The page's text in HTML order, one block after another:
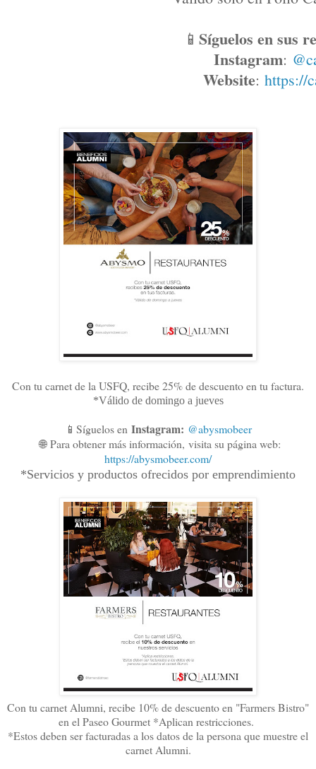
📱 Síguelos en sus
Instagram:
Website: https://
Con tu carnet de la USFQ, recibe 25% de descuento en tu factura.
*Válido de domingo a jueves
📱Síguelos en Instagram: @abysmobeer
🌐Para obtener más información, visita su página web:
https://abysmobeer.com/
*Servicios y productos ofrecidos por emprendimiento
Con tu carnet Alumni, recibe 10% de descuento en "Farmers Bistro"
en el Paseo Gourmet *Aplican restricciones.
*Estos deben ser facturadas a los datos de la persona que muestre el
carnet Alumni.